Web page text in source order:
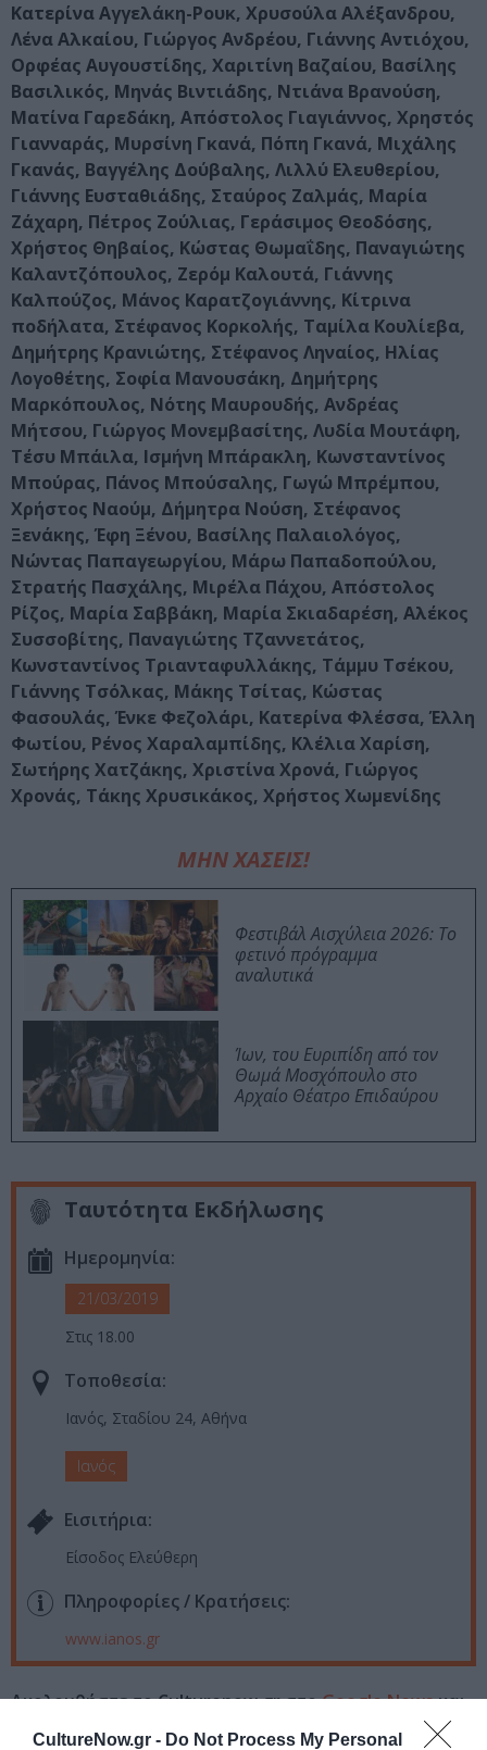
CultureNow.gr - Do Not Process My Personal
Κατερίνα Αγγελάκη-Ρουκ, Χρυσούλα Αλέξανδρου,
Λένα Αλκαίου, Γιώργος Ανδρέου, Γιάννης Αντιόχου,
Ορφέας Αυγουστίδης, Χαριτίνη Βαζαίου, Βασίλης
Βασιλικός, Μηνάς Βιντιάδης, Ντιάνα Βρανούση,
Ματίνα Γαρεδάκη, Απόστολος Γιαγιάννος, Χρηστός
Γιανναράς, Μυρσίνη Γκανά, Πόπη Γκανά, Μιχάλης
Γκανάς, Βαγγέλης Δούβαλης, Λιλλύ Ελευθερίου,
Γιάννης Ευσταθιάδης, Σταύρος Ζαλμάς, Μαρία
Ζάχαρη, Πέτρος Ζούλιας, Γεράσιμος Θεοδόσης,
Χρήστος Θηβαίος, Κώστας Θωμαΐδης, Παναγιώτης
Καλαντζόπουλος, Ζερόμ Καλουτά, Γιάννης
Καλπούζος, Μάνος Καρατζογιάννης, Κίτρινα
ποδήλατα, Στέφανος Κορκολής, Ταμίλα Κουλίεβα,
Δημήτρης Κρανιώτης, Στέφανος Ληναίος, Ηλίας
Λογοθέτης, Σοφία Μανουσάκη, Δημήτρης
Μαρκόπουλος, Νότης Μαυρουδής, Ανδρέας
Μήτσου, Γιώργος Μονεμβασίτης, Λυδία Μουτάφη,
Τέσυ Μπάιλα, Ισμήνη Μπάρακλη, Κωνσταντίνος
Μπούρας, Πάνος Μπούσαλης, Γωγώ Μπρέμπου,
Χρήστος Ναούμ, Δήμητρα Νούση, Στέφανος
Ξενάκης, Έφη Ξένου, Βασίλης Παλαιολόγος,
Νώντας Παπαγεωργίου, Μάρω Παπαδοπούλου,
Στρατής Πασχάλης, Μιρέλα Πάχου, Απόστολος
Ρίζος, Μαρία Σαββάκη, Μαρία Σκιαδαρέση, Αλέκος
Συσσοβίτης, Παναγιώτης Τζαννετάτος,
Κωνσταντίνος Τριανταφυλλάκης, Τάμμυ Τσέκου,
Γιάννης Τσόλκας, Μάκης Τσίτας, Κώστας
Φασουλάς, Ένκε Φεζολάρι, Κατερίνα Φλέσσα, Έλλη
Φωτίου, Ρένος Χαραλαμπίδης, Κλέλια Χαρίση,
Σωτήρης Χατζάκης, Χριστίνα Χρονά, Γιώργος
Χρονάς, Τάκης Χρυσικάκος, Χρήστος Χωμενίδης
ΜΗΝ ΧΑΣΕΙΣ!
Φεστιβάλ Αισχύλεια 2026: Το
φετινό πρόγραμμα
αναλυτικά
Ίων, του Ευριπίδη από τον
Θωμά Μοσχόπουλο στο
Αρχαίο Θέατρο Επιδαύρου
Ταυτότητα Εκδήλωσης
Ημερομηνία:
21/03/2019
Στις 18.00
Τοποθεσία:
Ιανός, Σταδίου 24, Αθήνα
Ιανός
Eισιτήρια:
Είσοδος Ελεύθερη
Πληροφορίες / Κρατήσεις:
www.ianos.gr
Ακολουθήστε το Culturenow.gr στοGoogle Newsκαι
μάθετε πρώτοι όλες τις ειδήσεις